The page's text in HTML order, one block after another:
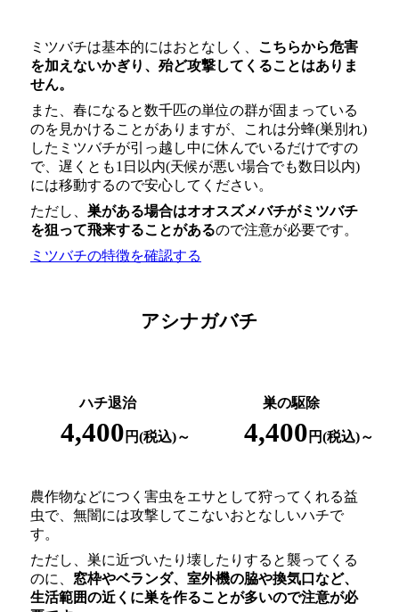
ミツバチは基本的にはおとなしく、 こちらから危害
を加えないかぎり、殆ど攻撃してくることはありま
せん。
また、春になると数千匹の単位の群が固まっている
のを見かけることがありますが、これは分蜂(巣別れ)
したミツバチが引っ越し中に休んでいるだけですの
で、遅くとも1日以内(天候が悪い場合でも数日以内)
には移動するので安心してください。
ただし、 巣がある場合はオオスズメバチがミツバチ
を狙って飛来することがあるので注意が必要です。
ミツバチの特徴を確認する
アシナガバチ
ハチ退治
4,400 円(税込)～
巣の駆除
4,400 円(税込)～
農作物などにつく害虫をエサとして狩ってくれる益
虫で、無闇には攻撃してこないおとなしいハチで
す。
ただし、巣に近づいたり壊したりすると襲ってくる
のに、 窓枠やベランダ、室外機の脇や換気口など、
生活範囲の近くに巣を作ることが多いので注意が必